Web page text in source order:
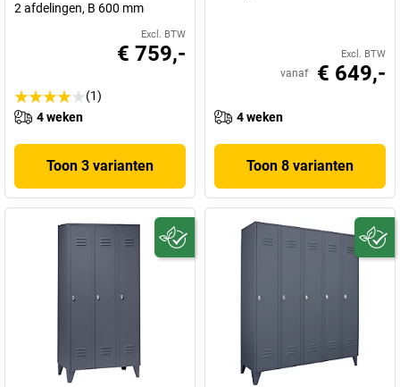
2 afdelingen, B 600 mm
Excl. BTW
€ 759,-
(1)
4 weken
Toon 3 varianten
Excl. BTW
vanaf € 649,-
4 weken
Toon 8 varianten